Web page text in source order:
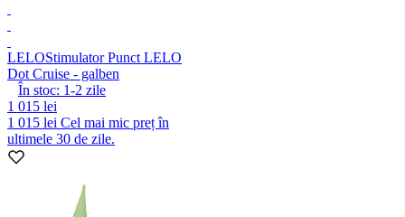
LELOStimulator Punct LELO
Dot Cruise - galben
În stoc: 1-2 zile
1 015 lei
1 015 lei Cel mai mic preț în
ultimele 30 de zile.